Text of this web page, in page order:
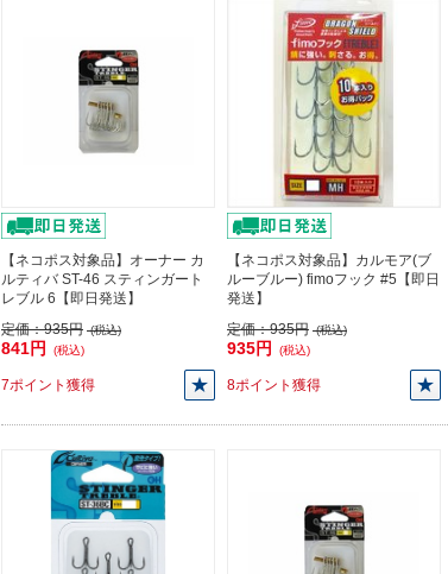
【ネコポス対象品】オーナー カ
ルティバ ST-46 スティンガート
レブル 6【即日発送】
定価：935円 (税込)
841円 (税込)
7ポイント獲得
【ネコポス対象品】カルモア(ブ
ルーブルー) fimoフック #5【即日
発送】
定価：935円 (税込)
935円 (税込)
8ポイント獲得